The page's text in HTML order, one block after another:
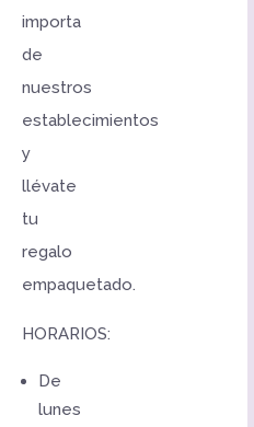
importa
de
nuestros
establecimientos
y
llévate
tu
regalo
empaquetado.
HORARIOS:
De
lunes